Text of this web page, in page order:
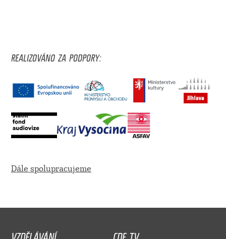
REALIZOVÁNO ZA PODPORY:
Dále spolupracujeme
VZDĚLÁVÁNÍ
CDF TV